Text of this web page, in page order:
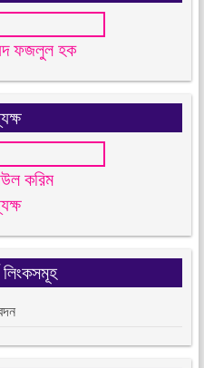
ফজলুল হক
করিম